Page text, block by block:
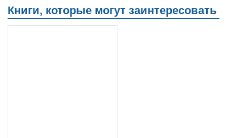
Книги, которые могут заинтересовать